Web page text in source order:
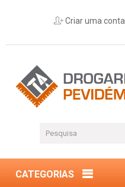
Criar uma conta
CATEGORIAS